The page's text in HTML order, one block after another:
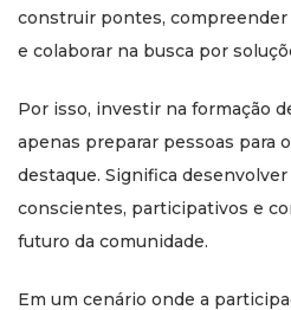
construir pontes, compreender
e colaborar na busca por
Por isso, investir na formação
apenas preparar pessoas para
destaque. Significa desenvolver
conscientes, participativos e
futuro da comunidade.
Em um cenário onde a